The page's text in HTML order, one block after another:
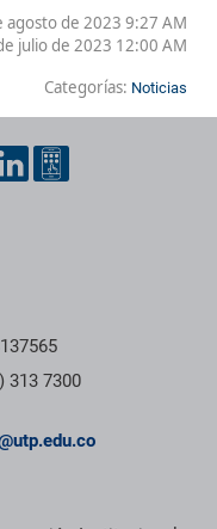
agosto de 2023 9:27 AM
julio de 2023 12:00 AM
Categorías: Noticias
313 7300